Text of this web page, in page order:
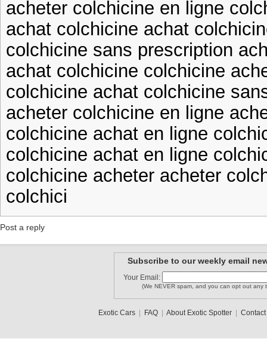
acheter colchicine en ligne
achat colchicine achat
colchicine sans prescription
achat colchicine colchicine
colchicine achat colchicine
acheter colchicine en ligne
colchicine achat en ligne
colchicine achat en ligne
colchicine acheter acheter
colchici
Post a reply
Subscribe to our weekly email
Your Email:
(We NEVER spam, and you can opt out any
Exotic Cars| FAQ| About Exotic Spotter| Contact